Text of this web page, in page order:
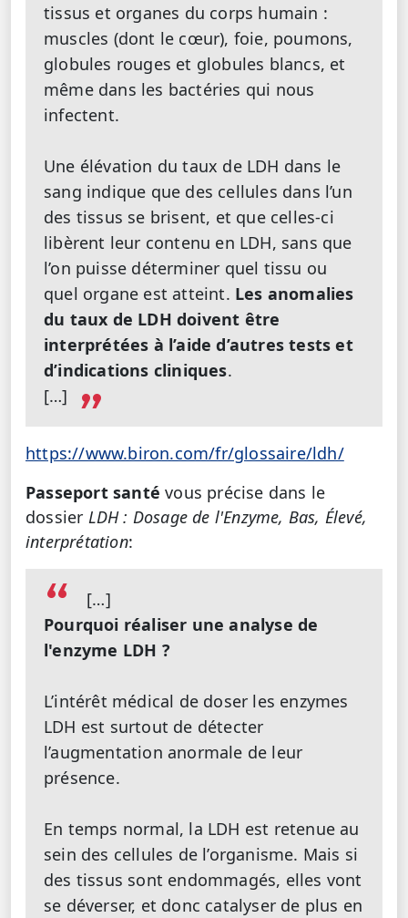
tissus et organes du corps humain :
muscles (dont le cœur), foie, poumons,
globules rouges et globules blancs, et
même dans les bactéries qui nous
infectent.
Une élévation du taux de LDH dans le
sang indique que des cellules dans l’un
des tissus se brisent, et que celles-ci
libèrent leur contenu en LDH, sans que
l’on puisse déterminer quel tissu ou
quel organe est atteint. Les anomalies
du taux de LDH doivent être
interprétées à l’aide d’autres tests et
d’indications cliniques.
[…]
https://www.biron.com/fr/glossaire/ldh/
Passeport santévous précise dans le
dossier LDH : Dosage de l'Enzyme, Bas, Élevé,
interprétation:
[…]
Pourquoi réaliser une analyse de
l'enzyme LDH ?
L’intérêt médical de doser les enzymes
LDH est surtout de détecter
l’augmentation anormale de leur
présence.
En temps normal, la LDH est retenue au
sein des cellules de l’organisme. Mais si
des tissus sont endommagés, elles vont
se déverser, et donc catalyser de plus en